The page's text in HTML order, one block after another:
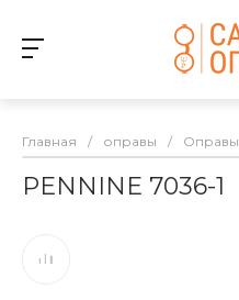
Главная / оправы / Оправы
PENNINE 7036-1